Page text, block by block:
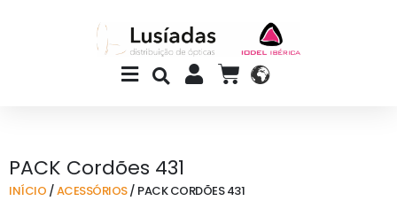
Main
Menu
CART
PACK Cordões 431
INÍCIO /ACESSÓRIOS/ PACK CORDÕES 431